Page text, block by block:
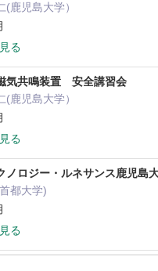
児島大学）
る
気共鳴装置 安全講習会
児島大学）
る
ノロジー・ルネサンス鹿児島
都大学)
る